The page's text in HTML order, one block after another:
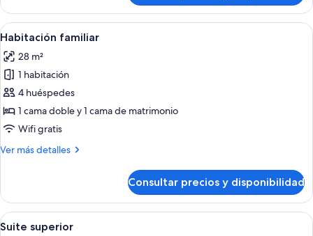
doble
superior
Abrir
todas
las
fotos
de
Habitación
familiar
Una habitación de hotel con cama,
8
Habitación familiar
28 m²
1 habitación
4 huéspedes
1 cama doble y 1 cama de matrimonio
Wifi gratis
Ver más detalles
Más
familiar
Consultar precios y disponibilidad
Abrir
Una habitación de hotel con pared
6
Suite superior